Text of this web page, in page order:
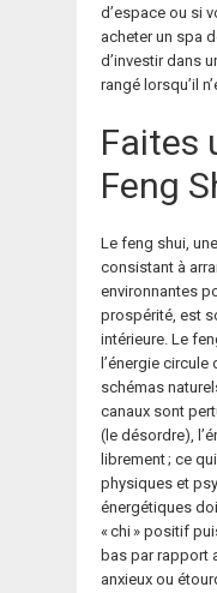
d’espace ou si
acheter un spa
d’investir dans
rangé lorsqu’il
Faites
Feng
Le feng shui,
consistant à
environnantes
prospérité, est
intérieure. Le
l’énergie
schémas
canaux sont
(le désordre),
librement ; ce
physiques et
énergétiques
« chi » positif
bas par rapport
anxieux ou